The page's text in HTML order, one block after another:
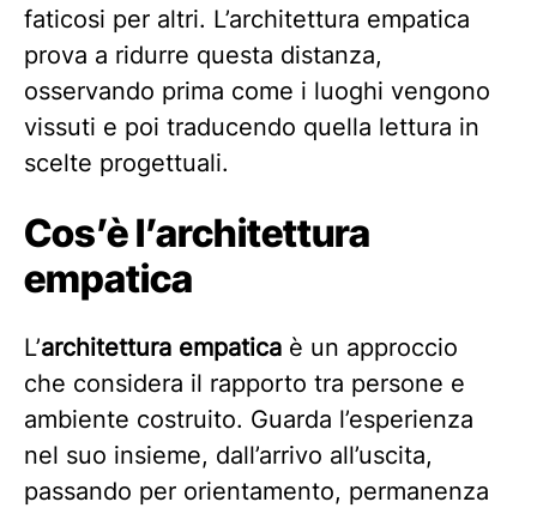
faticosi per altri. L’architettura empatica
prova a ridurre questa distanza,
osservando prima come i luoghi vengono
vissuti e poi traducendo quella lettura in
scelte progettuali.
Cos’è l’architettura
empatica
L’architettura empatica è un approccio
che considera il rapporto tra persone e
ambiente costruito. Guarda l’esperienza
nel suo insieme, dall’arrivo all’uscita,
passando per orientamento, permanenza